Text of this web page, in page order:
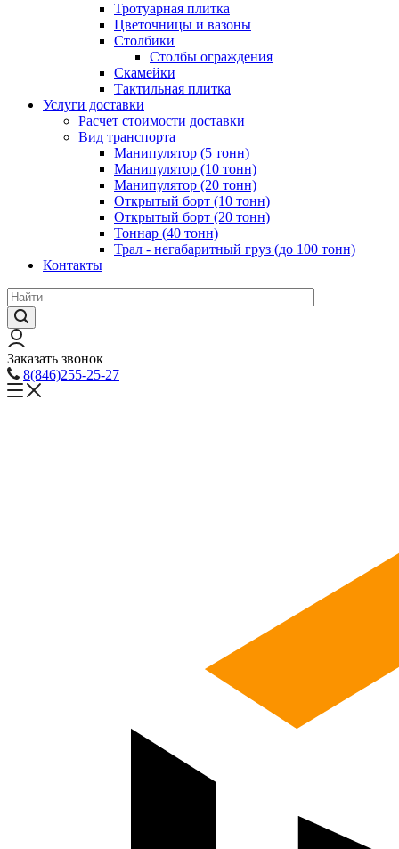
Тротуарная плитка
Цветочницы и вазоны
Столбики
Столбы ограждения
Скамейки
Тактильная плитка
Услуги доставки
Расчет стоимости доставки
Вид транспорта
Манипулятор (5 тонн)
Манипулятор (10 тонн)
Манипулятор (20 тонн)
Открытый борт (10 тонн)
Открытый борт (20 тонн)
Тоннар (40 тонн)
Трал - негабаритный груз (до 100 тонн)
Контакты
Заказать звонок
8(846)255-25-27